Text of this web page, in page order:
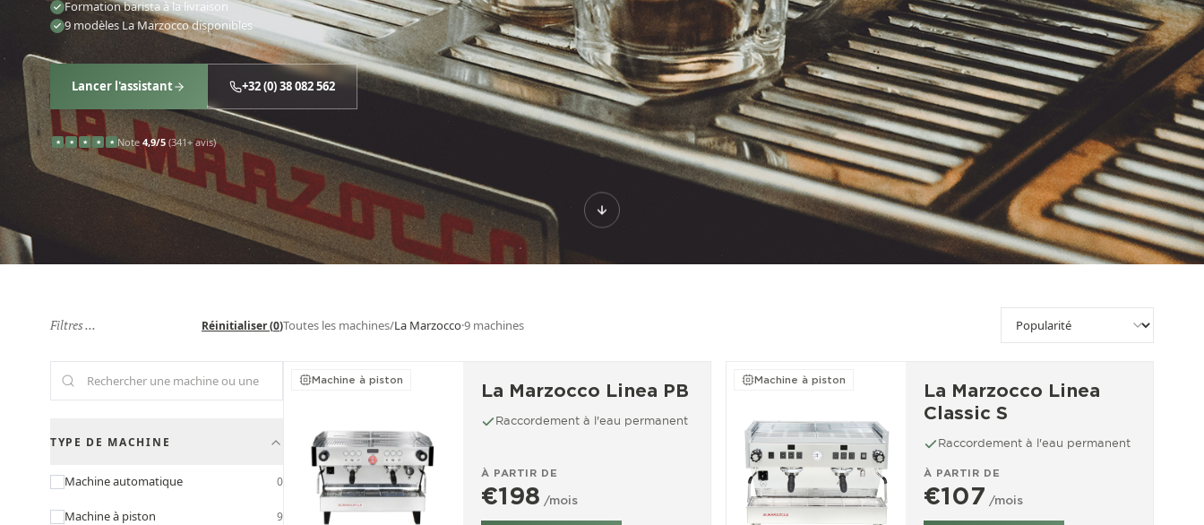
Formation barista à la livraison
9 modèles La Marzocco disponibles
Lancer l'assistant +32 (0) 38 082 562
★ ★ ★ ★ ★ Note 4,9/5(341+ avis)
Filtres ... Réinitialiser(0)
TYPE DE MACHINE
Machine automatique 0
Machine à piston 9
Toutes les machines/La Marzocco·9 machines
Machine à piston
La Marzocco Linea PB
Raccordement à l'eau permanent
À PARTIR DE
€198 /mois
Machine à piston
La Marzocco Linea
Classic S
Raccordement à l'eau permanent
À PARTIR DE
€107 /mois